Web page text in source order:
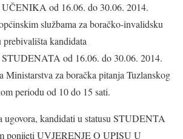
UČENIKA od 16.06. do 30.06. 2014.
službama za boračko-invalidsku
prebivališta kandidata
STUDENATA od 16.06. do 30.06. 2014.
Ministarstva za boračka pitanja Tuzlanskog
periodu od 10 do 15 sati.
kandidati u statusu STUDENTA
ponijeti UVJERENJE O UPISU U